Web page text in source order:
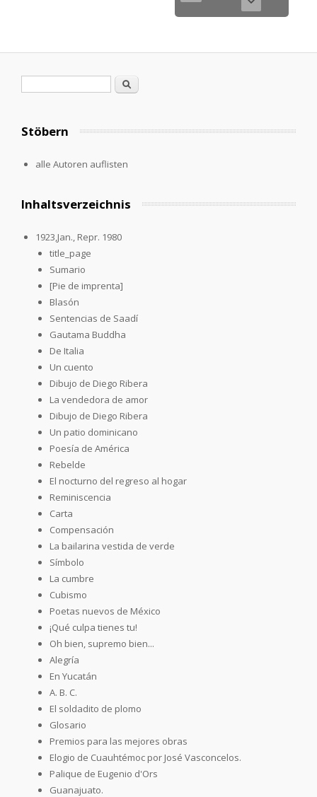
Search
Stöbern
alle Autoren auflisten
Inhaltsverzeichnis
1923,Jan., Repr. 1980
title_page
Sumario
[Pie de imprenta]
Blasón
Sentencias de Saadí
Gautama Buddha
De Italia
Un cuento
Dibujo de Diego Ribera
La vendedora de amor
Dibujo de Diego Ribera
Un patio dominicano
Poesía de América
Rebelde
El nocturno del regreso al hogar
Reminiscencia
Carta
Compensación
La bailarina vestida de verde
Símbolo
La cumbre
Cubismo
Poetas nuevos de México
¡Qué culpa tienes tu!
Oh bien, supremo bien...
Alegría
En Yucatán
A. B. C.
El soldadito de plomo
Glosario
Premios para las mejores obras
Elogio de Cuauhtémoc por José Vasconcelos.
Palique de Eugenio d'Ors
Guanajuato.